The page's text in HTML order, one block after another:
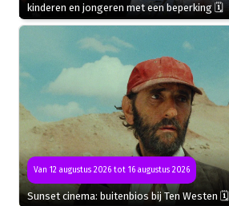
kinderen en jongeren met een beperking 🗓
Van 12 augustus 2026 tot 16 augustus 2026
Sunset cinema: buitenbios bij Ten Westen 🗓